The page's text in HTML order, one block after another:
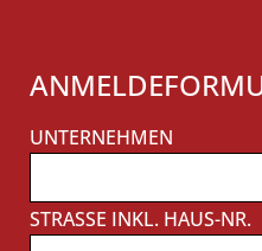
UNTERNEHMEN
STRASSE INKL. HAUS-NR.